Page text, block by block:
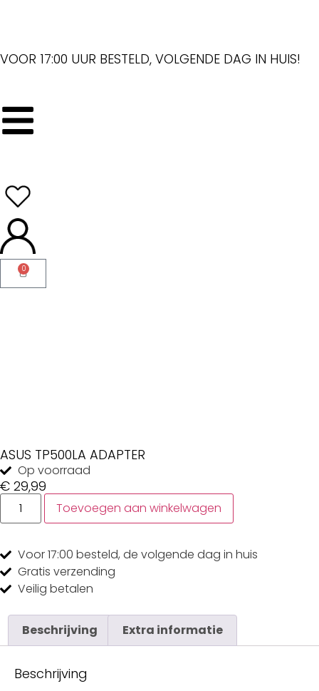
VOOR 17:00 UUR BESTELD, VOLGENDE DAG IN HUIS!
0
ASUS TP500LA ADAPTER
Op voorraad
€ 29,99
Toevoegen aan winkelwagen
Voor 17:00 besteld, de volgende dag in huis
Gratis verzending
Veilig betalen
Beschrijving Extra informatie
Beschrijving